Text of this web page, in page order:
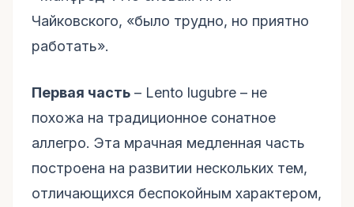
Чайковского, «было трудно, но приятно
работать».
Первая часть – Lento lugubre – не
похожа на традиционное сонатное
аллегро. Эта мрачная медленная часть
построена на развитии нескольких тем,
отличающихся беспокойным характером,